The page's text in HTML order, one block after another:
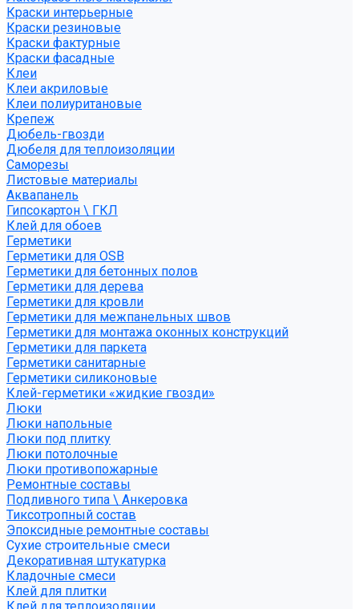
Краски интерьерные
Краски резиновые
Краски фактурные
Краски фасадные
Клеи
Клеи акриловые
Клеи полиуритановые
Крепеж
Дюбель-гвозди
Дюбеля для теплоизоляции
Саморезы
Листовые материалы
Аквапанель
Гипсокартон \ ГКЛ
Клей для обоев
Герметики
Герметики для OSB
Герметики для бетонных полов
Герметики для дерева
Герметики для кровли
Герметики для межпанельных швов
Герметики для монтажа оконных конструкций
Герметики для паркета
Герметики санитарные
Герметики силиконовые
Клей-герметики «жидкие гвозди»
Люки
Люки напольные
Люки под плитку
Люки потолочные
Люки противопожарные
Ремонтные составы
Подливного типа \ Анкеровка
Тиксотропный состав
Эпоксидные ремонтные составы
Сухие строительные смеси
Декоративная штукатурка
Кладочные смеси
Клей для плитки